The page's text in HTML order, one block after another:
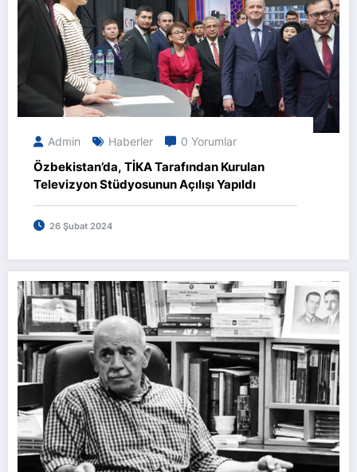
Admin Haberler 0 Yorumlar
Özbekistan’da, TİKA Tarafından Kurulan
Televizyon Stüdyosunun Açılışı Yapıldı
26 Şubat 2024